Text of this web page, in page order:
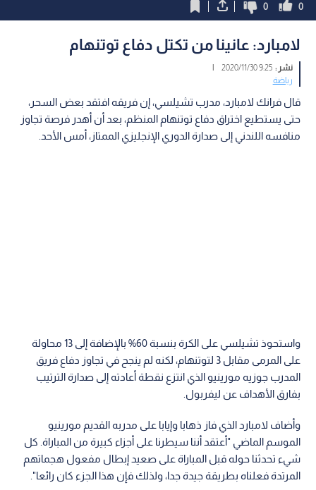
0
0
لامبارد: عانينا من تكتل دفاع توتنهام
نشر :9:25 2020/11/30
|
رياضة
قال فرانك لامبارد، مدرب تشيلسي، إن فريقه افتقد بعض السحر،
حتى يستطيع اختراق دفاع توتنهام المنظم، بعد أن أهدر فرصة تجاوز
منافسه اللندني إلى صدارة الدوري الإنجليزي الممتاز، أمس الأحد.
واستحوذ تشيلسي على الكرة بنسبة 60% بالإضافة إلى 13 محاولة
على المرمى مقابل 3 لتوتنهام، لكنه لم ينجح في تجاوز دفاع فريق
المدرب جوزيه مورينيو الذي انتزع نقطة أعادته إلى صدارة الترتيب
بفارق الأهداف عن ليفربول.
وأضاف لامبارد الذي فاز ذهابا وإيابا على مدربه القديم مورينيو
الموسم الماضي "أعتقد أننا سيطرنا على أجزاء كبيرة من المباراة. كل
شيء تحدثنا حوله قبل المباراة على صعيد إبطال مفعول هجماتهم
المرتدة فعلناه بطريقة جيدة جدا، ولذلك فإن هذا الجزء كان رائعا".